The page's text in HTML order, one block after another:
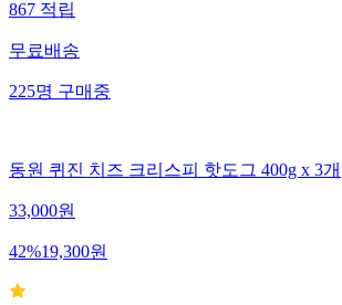
867적립
무료배송
225명구매중
동원 퀴진 치즈 크리스피 핫도그 400g x 3개
33,000원
42%19,300원